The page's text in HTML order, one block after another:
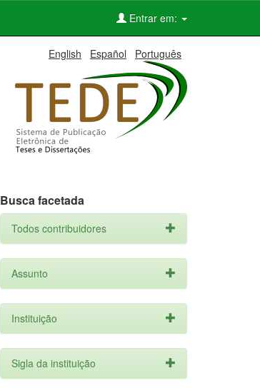
Entrar em:
English Español Português
Busca facetada
Todos contribuidores
Assunto
Instituição
Sigla da instituição